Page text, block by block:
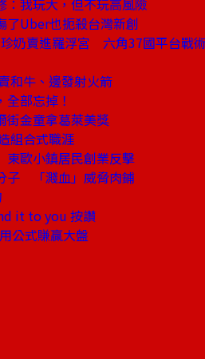
：我玩大，但不玩高風險
Uber也扼殺台灣新創
珍奶賣進羅浮宮 六角37國平台戰
和牛、邊發射火箭
部忘掉！
街金童拿葛萊美獎
組合式職涯
歐小鎮居民創業反擊
子 「濺血」威脅肉鋪
it to you 按讚
公式賺贏大盤